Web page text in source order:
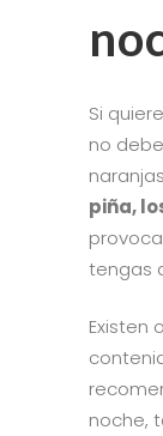
Si
no
piña,
tengas
Existen
noche,